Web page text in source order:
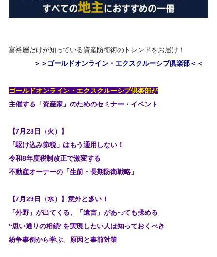
富裕層だけが知っている資産防衛術のトレンドをお届け！
＞＞ゴールドオンライン・エクスクルーシブ倶楽部＜＜
ゴールドオンライン・エクスクルーシブ倶楽部が
主催する「資産家」のためのセミナー・イベント
【7月28日（火）】
「駆け込み節税」はもう通用しない！
令和8年度税制改正で激変する
不動産オーナーの「生前・長期防衛戦略」
【7月29日（水）】意外と多い！
「外野」が出てくる、「遺言」があっても揉める
“思い通りの相続”を実現したい人は知っておくべき
紛争事例から学ぶ、原因と事前対策